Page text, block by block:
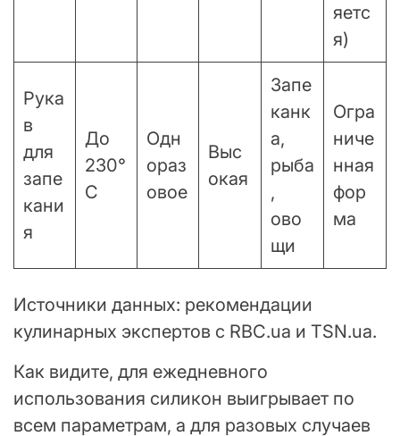
яетс
я)
Рука
в
для
запе
кани
я
До
230°
C
Одн
ораз
овое
Выс
окая
Запе
канк
а,
рыба
,
ово
щи
Огра
ниче
нная
фор
ма
Источники данных: рекомендации
кулинарных экспертов с RBC.ua и TSN.ua.
Как видите, для ежедневного
использования силикон выигрывает по
всем параметрам, а для разовых случаев